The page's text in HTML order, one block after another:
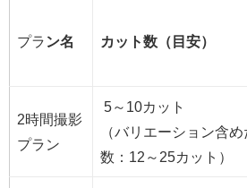
プラ ン名 カット数（目安）
2時間撮影
プラン
5～10カット
（バリエーション含め
数：12～25カット）